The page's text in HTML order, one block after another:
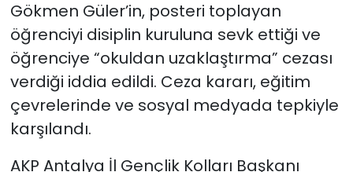
Gökmen Güler’in, posteri toplayan
öğrenciyi disiplin kuruluna sevk ettiği ve
öğrenciye “okuldan uzaklaştırma” cezası
verdiği iddia edildi. Ceza kararı, eğitim
çevrelerinde ve sosyal medyada tepkiyle
karşılandı.
AKP Antalya İl Gençlik Kolları Başkanı